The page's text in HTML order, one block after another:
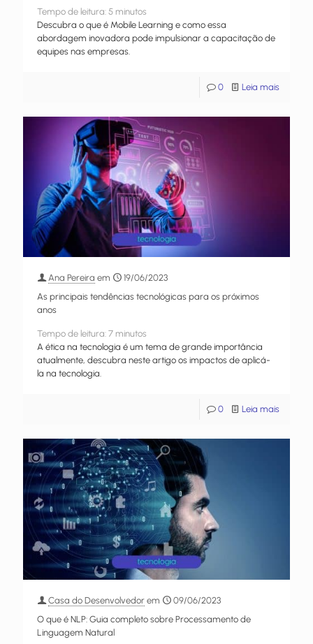
Tempo de leitura: 5 minutos
Descubra o que é Mobile Learning e como essa
abordagem inovadora pode impulsionar a capacitação de
equipes nas empresas.
0 Leia mais
Ana Pereira em
19/06/2023
As principais tendências tecnológicas para os próximos
anos
Tempo de leitura: 7 minutos
A ética na tecnologia é um tema de grande importância
atualmente, descubra neste artigo os impactos de aplicá-
la na tecnologia.
0 Leia mais
Casa do Desenvolvedor em
09/06/2023
O que é NLP: Guia completo sobre Processamento de
Linguagem Natural